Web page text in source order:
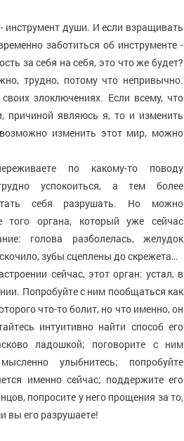
инструмент души. И если взращивать
заботиться об инструменте -
за себя на себя, это что же будет?
трудно, потому что непривычно.
злоключениях. Если всему, что
причиной являюсь я, то и изменить
изменить этот мир, можно
по какому-то поводу
успокоиться, а тем более
себя разрушать. Но можно
того органа, который уже сейчас
голова разболелась, желудок
зубы сцеплены до скрежета…
сейчас, этот орган: устал, в
Попробуйте с ним пообщаться как
что-то болит, но что именно, он
интуитивно найти способ его
ладошкой; поговорите с ним
улыбнитесь; попробуйте
именно сейчас; поддержите его
попросите у него прощения за то,
вы его разрушаете!